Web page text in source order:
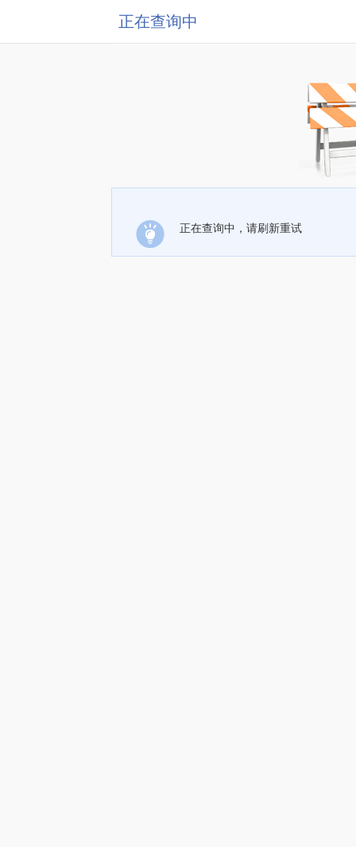
正在查询中
正在查询中，请刷新重试